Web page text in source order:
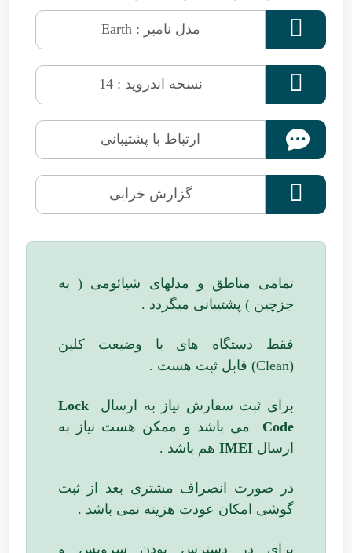
 مدل نامبر : Earth
 نسخه اندروید : 14
ارتباط با پشتیبانی
 گزارش خرابی
تمامی مناطق و مدلهای شیائومی ( به
جزچین ) پشتیبانی میگردد .
فقط دستگاه های با وضیعت کلین
(Clean) قابل ثبت هست .
برای ثبت سفارش نیاز به ارسال Lock
Code می باشد و ممکن هست نیاز به
ارسالIMEI هم باشد .
در صورت انصراف مشتری بعد از ثبت
گوشی امکان عودت هزینه نمی باشد .
برای در دسترس بودن سرویس و